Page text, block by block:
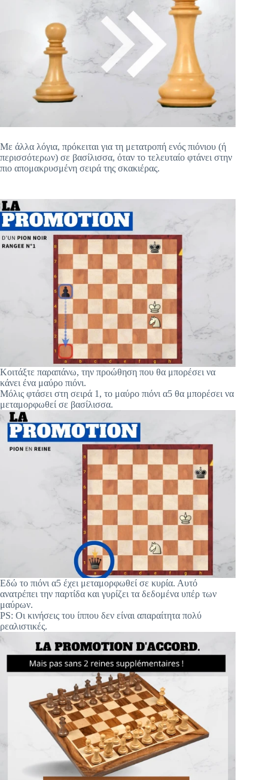
Με άλλα λόγια, πρόκειται για τη μετατροπή ενός πιόνιου (ή
περισσότερων) σε βασίλισσα, όταν το τελευταίο φτάνει στην
πιο απομακρυσμένη σειρά της σκακιέρας.
Κοιτάξτε παραπάνω, την προώθηση που θα μπορέσει να
κάνει ένα μαύρο πιόνι.
Μόλις φτάσει στη σειρά 1, το μαύρο πιόνι α5 θα μπορέσει να
μεταμορφωθεί σε βασίλισσα.
Εδώ το πιόνι α5 έχει μεταμορφωθεί σε κυρία. Αυτό
ανατρέπει την παρτίδα και γυρίζει τα δεδομένα υπέρ των
μαύρων.
PS: Οι κινήσεις του ίππου δεν είναι απαραίτητα πολύ
ρεαλιστικές.